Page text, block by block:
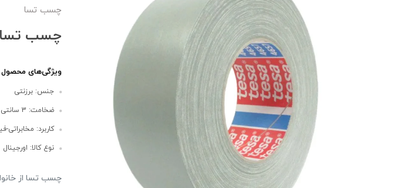
چسب تسا
چسب تسا فیبر نوری
ویژگی‌های محصول
جنس: برزنتی
ضخامت: 3 سانتی متر
کاربرد: مخابراتی-
نوع کالا: اورجینال
چسب تسا از